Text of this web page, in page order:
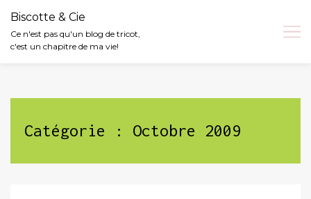
Biscotte & Cie
Ce n'est pas qu'un blog de tricot,
c'est un chapitre de ma vie!
Catégorie : Octobre 2009